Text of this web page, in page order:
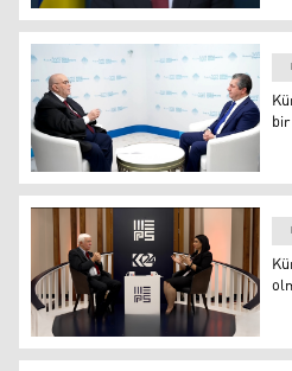
Ukrayna Erbil'de
Kürdistan Bölgesi
Kürdistan Bölgesi Hükümeti